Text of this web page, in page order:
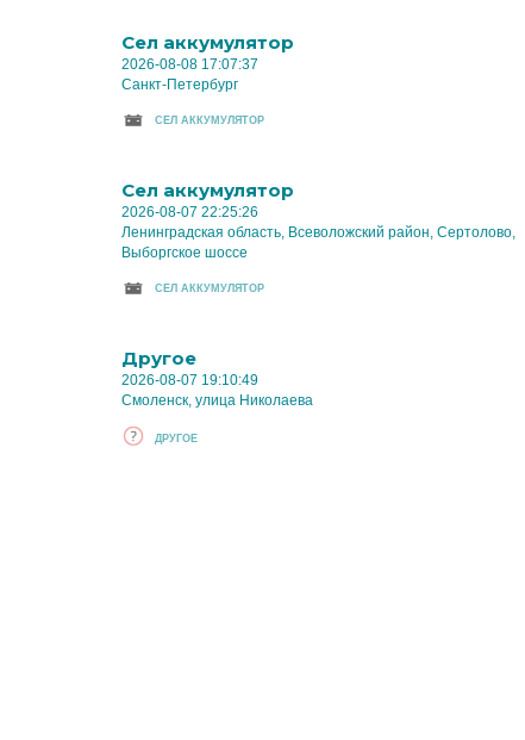
Cел аккумулятор
2026-08-08 17:07:37
Санкт-Петербург
CЕЛ АККУМУЛЯТОР
Cел аккумулятор
2026-08-07 22:25:26
Ленинградская область, Всеволожский район, Сертолово,
Выборгское шоссе
CЕЛ АККУМУЛЯТОР
Другое
2026-08-07 19:10:49
Смоленск, улица Николаева
ДРУГОЕ